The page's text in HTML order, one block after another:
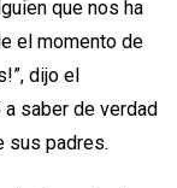
que nos ha
el momento de
dijo el
saber de verdad
sus padres.